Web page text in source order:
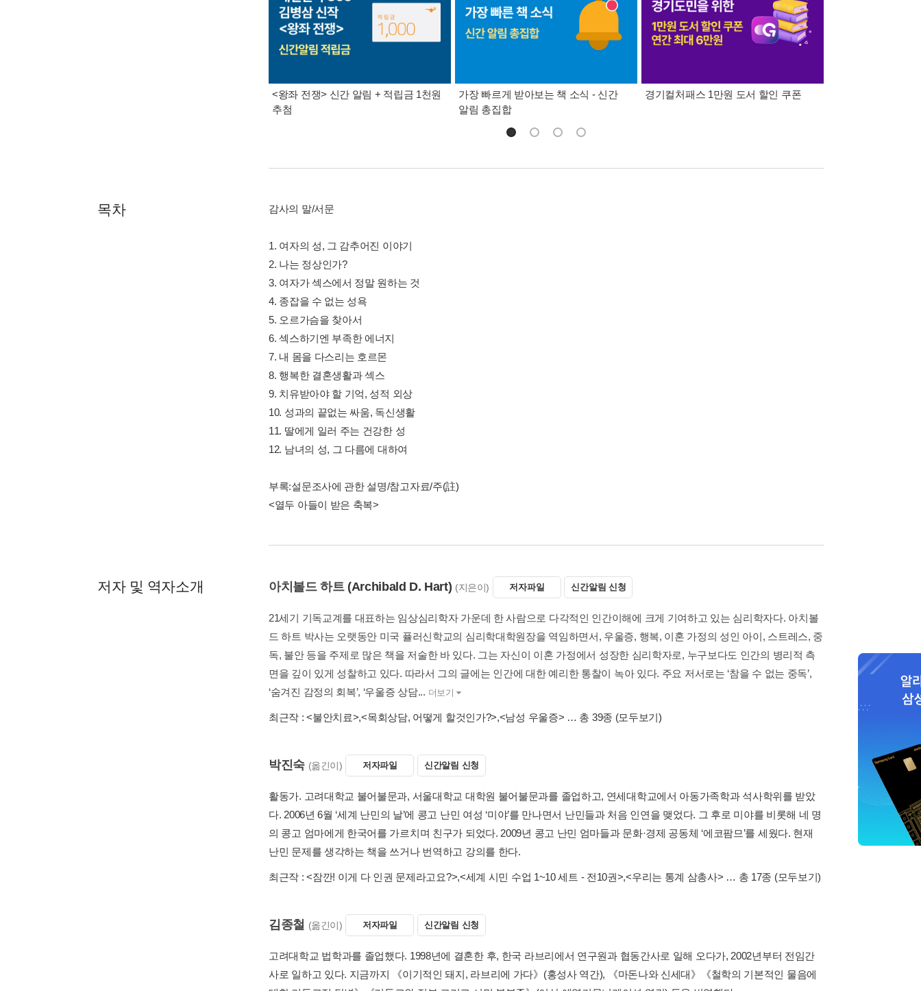
<왕좌 전쟁> 신간 알림 + 적립금 1천원
추첨
가장 빠르게 받아보는 책 소식 - 신간
알림 총집합
경기컬처패스 1만원 도서 할인 쿠폰
목차 감사의 말/서문
1. 여자의 성, 그 감추어진 이야기
2. 나는 정상인가?
3. 여자가 섹스에서 정말 원하는 것
4. 종잡을 수 없는 성욕
5. 오르가슴을 찾아서
6. 섹스하기엔 부족한 에너지
7. 내 몸을 다스리는 호르몬
8. 행복한 결혼생활과 섹스
9. 치유받아야 할 기억, 성적 외상
10. 성과의 끝없는 싸움, 독신생활
11. 딸에게 일러 주는 건강한 성
12. 남녀의 성, 그 다름에 대하여
부록:설문조사에 관한 설명/참고자료/주(註)
<열두 아들이 받은 축복>
저자 및 역자소개 아치볼드 하트(Archibald D. Hart) (지은이) 저자파일 신간알림 신청
21세기 기독교계를 대표하는 임상심리학자 가운데 한 사람으로 다각적인 인간이해에 크게 기여하고 있는 심리학자다. 아치볼
드 하트 박사는 오랫동안 미국 퓰러신학교의 심리학대학원장을 역임하면서, 우울증, 행복, 이혼 가정의 성인 아이, 스트레스, 중
독, 불안 등을 주제로 많은 책을 저술한 바 있다. 그는 자신이 이혼 가정에서 성장한 심리학자로, 누구보다도 인간의 병리적 측
면을 깊이 있게 성찰하고 있다. 따라서 그의 글에는 인간에 대한 예리한 통찰이 녹아 있다. 주요 저서로는 ‘참을 수 없는 중독’,
‘숨겨진 감정의 회복’, ‘우울증 상담... 더보기
최근작 :<불안치료>,<목회상담, 어떻게 할것인가?>,<남성 우울증> … 총 39종 (모두보기)
박진숙 (옮긴이) 저자파일 신간알림 신청
활동가. 고려대학교 불어불문과, 서울대학교 대학원 불어불문과를 졸업하고, 연세대학교에서 아동가족학과 석사학위를 받았
다. 2006년 6월 ‘세계 난민의 날’에 콩고 난민 여성 ‘미야’를 만나면서 난민들과 처음 인연을 맺었다. 그 후로 미야를 비롯해 네 명
의 콩고 엄마에게 한국어를 가르치며 친구가 되었다. 2009년 콩고 난민 엄마들과 문화·경제 공동체 ‘에코팜므’를 세웠다. 현재
난민 문제를 생각하는 책을 쓰거나 번역하고 강의를 한다.
최근작 :<잠깐! 이게 다 인권 문제라고요?>,<세계 시민 수업 1~10 세트 - 전10권>,<우리는 통계 삼총사> … 총 17종 (모두보기)
김종철 (옮긴이) 저자파일 신간알림 신청
고려대학교 법학과를 졸업했다. 1998년에 결혼한 후, 한국 라브리에서 연구원과 협동간사로 일해 오다가, 2002년부터 전임간
사로 일하고 있다. 지금까지 《이기적인 돼지, 라브리에 가다》(홍성사 역간), 《마돈나와 신세대》《철학의 기본적인 물음에